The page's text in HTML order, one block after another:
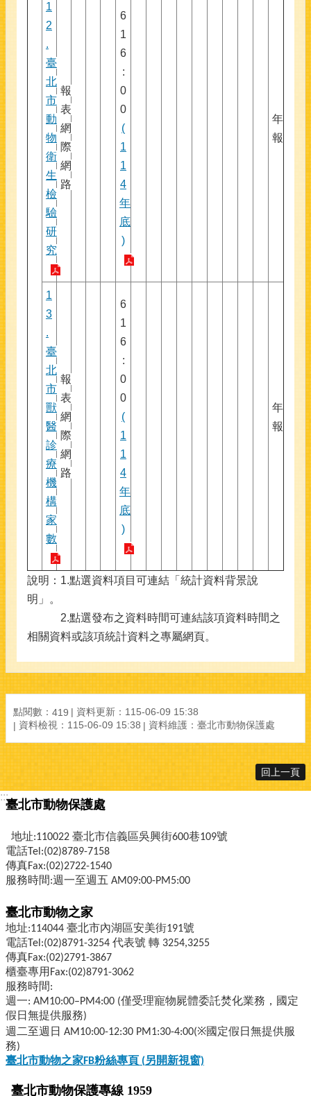
1
2
.
臺
北
市
動
物
衛
生
檢
驗
研
究
報
表
網
際
網
路
6
1
6
:
0
0
(
1
1
4
年
底
)
年
報
1
3
.
臺
北
市
獸
醫
診
療
機
構
家
數
報
表
網
際
網
路
6
1
6
:
0
0
(
1
1
4
年
底
)
年
報
說明：1.點選資料項目可連結「統計資料背景說
明」。
2.點選發布之資料時間可連結該項資料時間之
相關資料或該項統計資料之專屬網頁。
點閱數： 419
資料更新：115-06-09 15:38
資料檢視：115-06-09 15:38
資料維護：臺北市動物保護處
回上一頁
:::
臺北市動物保護處
地址:110022 臺北市信義區吳興街600巷109號
電話Tel:(02)8789-7158
傳真Fax:(02)2722-1540
服務時間:週一至週五 AM09:00-PM5:00
臺北市動物之家
地址:114044 臺北市內湖區安美街191號
電話Tel:(02)8791-3254 代表號 轉 3254,3255
傳真Fax:(02)2791-3867
櫃臺專用Fax:(02)8791-3062
服務時間:
週一: AM10:00–PM4:00 (僅受理寵物屍體委託焚化業務，國定
假日無提供服務)
週二至週日 AM10:00-12:30 PM1:30-4:00(※國定假日無提供服
務)
臺北市動物之家FB粉絲專頁 (另開新視窗)
臺北市動物保護專線 1959